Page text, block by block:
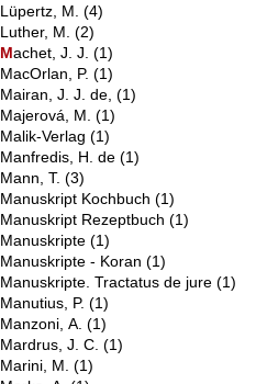
Lüpertz, M.(4)
Luther, M.(2)
Machet, J. J.(1)
MacOrlan, P.(1)
Mairan, J. J. de,(1)
Majerová, M.(1)
Malik-Verlag(1)
Manfredis, H. de(1)
Mann, T.(3)
Manuskript Kochbuch(1)
Manuskript Rezeptbuch(1)
Manuskripte(1)
Manuskripte - Koran(1)
Manuskripte. Tractatus de jure(1)
Manutius, P.(1)
Manzoni, A.(1)
Mardrus, J. C.(1)
Marini, M.(1)